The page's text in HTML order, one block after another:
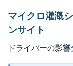
マイクロ灌漑
ンサイト
ドライバーの影響